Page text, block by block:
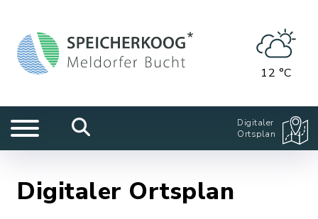
12 °C
Digitaler
Ortsplan
Digitaler Ortsplan